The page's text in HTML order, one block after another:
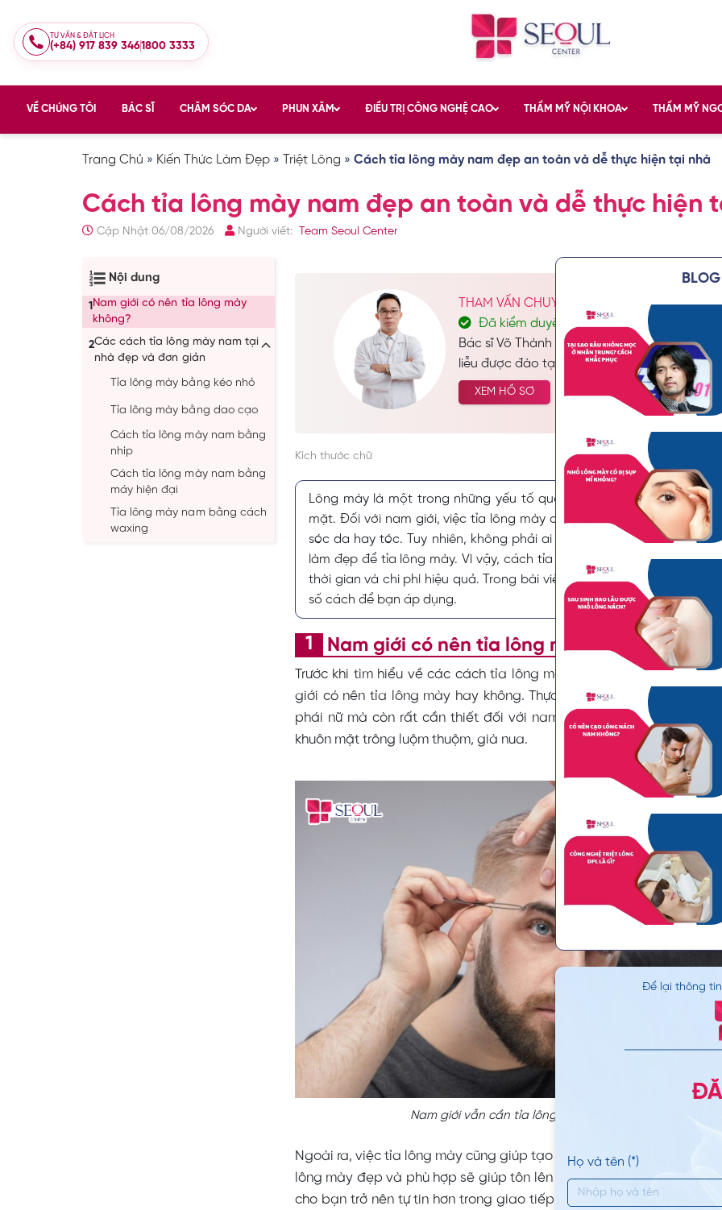
TƯ VẤN & ĐẶT LỊCH
(+84) 917 839 3461800 3333
VỀ CHÚNG TÔI BÁC SĨ CHĂM SÓC DA PHUN XĂM ĐIỀU TRỊ CÔNG NGHỆ CAO THẨM MỸ NỘI KHOA THẨM MỸ
Trang Chủ » Kiến Thức Làm Đẹp » Triệt Lông » Cách tỉa lông mày nam đẹp an toàn và dễ thực hiện tại nhà
Cách tỉa lông mày nam đẹp an toàn và dễ thực hiện
Cập Nhật 06/08/2026 Người viết: Team Seoul Center
Nội dung
1 Nam giới có nên tỉa lông mày
không?
2Các cách tỉa lông mày nam tại
nhà đẹp và đơn giản
Tỉa lông mày bằng kéo nhỏ
Tỉa lông mày bằng dao cạo
Cách tỉa lông mày nam bằng
nhíp
Cách tỉa lông mày nam bằng
máy hiện đại
Tỉa lông mày nam bằng cách
waxing
THAM VẤN CHUYÊN MÔN: BÁC SĨ VÕ THÀNH
Đã kiểm duyệt nội dung
Bác sĩ Võ Thành Hướng là một trong những
liễu được đào tạo bài bản trong hệ thống
quy, tốt nghiệp Bác sĩ Đa Khoa và sở hữu
chuyên môn uy tín. Với nền tảng kiến thức
nghiệm quý báu trong lĩnh vực da liễu.
XEM HỒ SƠ
Kích thước chữ
Lông mày là một trong những yếu tố quan trọng tạo nên sức hút,
mặt. Đối với nam giới, việc tỉa lông mày cũng không kém phần quan
sóc da hay tóc. Tuy nhiên, không phải ai cũng có thời gian và điều
làm đẹp để tỉa lông mày. Vì vậy, cách tỉa lông mày nam tại nhà là
thời gian và chi phí hiệu quả. Trong bài viết này,Kinh nghiệm phun
số cách để bạn áp dụng.
Nam giới có nên tỉa lông mày không?
Trước khi tìm hiểu về các cách tỉa lông mày nam tại nhà, chúng ta
giới có nên tỉa lông mày hay không. Thực tế, việc tỉa lông mày
phái nữ mà còn rất cần thiết đối với nam giới. Lông mày dày và
khuôn mặt trông luộm thuộm, già nua.
Nam giới vẫn cần tỉa lông mày để có vẻ ngoài thu hút
Ngoài ra, việc tỉa lông mày cũng giúp tạo nên sự cân đối và hài hòa
lông mày đẹp và phù hợp sẽ giúp tôn lên nét đẹp nam tính, lịch
cho bạn trở nên tự tin hơn trong giao tiếp và công việc. Đặc biệt,
Để lại thông
Họ và tên (*)